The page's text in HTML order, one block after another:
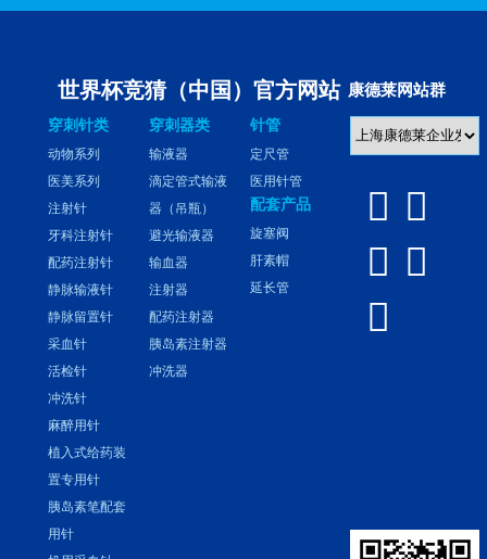
世界杯竞猜（中国）官方网站
穿刺针类
动物系列
医美系列
注射针
牙科注射针
配药注射针
静脉输液针
静脉留置针
采血针
活检针
冲洗针
麻醉用针
植入式给药装
置专用针
胰岛素笔配套
用针
穿刺器类
输液器
滴定管式输液
器（吊瓶）
避光输液器
输血器
注射器
配药注射器
胰岛素注射器
冲洗器
针管
定尺管
医用针管
配套产品
旋塞阀
肝素帽
延长管
康德莱网站群
 
 
